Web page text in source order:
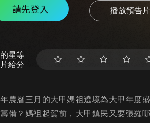
請先登入 播放預告片
星等
給分
農曆三月的大甲媽祖遶境為大甲年度
備？媽祖起駕前，大甲鎮民又要張羅